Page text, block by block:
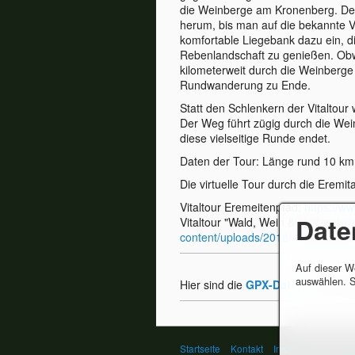
die Weinberge am Kronenberg.
herum, bis man auf die bekannte
komfortable Liegebank dazu ein,
Rebenlandschaft zu genießen.
kilometerweit durch die
Rundwanderung zu Ende.
Statt den Schlenkern der
Der Weg führt zügig durch die
diese vielseitige Runde endet.
Daten der Tour: Länge rund 10
Die virtuelle Tour durch die
Vitaltour Eremeitenpfad:https://
Vitaltour "Wald, Wein &
content/uploads/2018/07/Flyer-
Hier sind die GPX-Datenzu der
Startseite Kontakt Impressum
Auf dieser
auswählen.